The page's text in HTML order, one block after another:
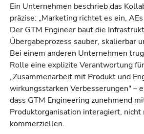
Ein Unternehmen beschrieb das
präzise: „Marketing richtet es ein,
Der GTM Engineer baut die
Übergabeprozess sauber, skalierbar
Bei einem anderen Unternehmen
Rolle eine explizite Verantwortung
„Zusammenarbeit mit Produkt und
wirkungsstarken Verbesserungen" –
dass GTM Engineering zunehmend
Produktorganisation interagiert,
kommerziellen.